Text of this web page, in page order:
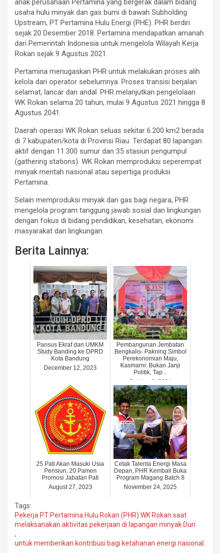
anak perusahaan Pertamina yang bergerak dalam bidang
usaha hulu minyak dan gas bumi di bawah Subholding
Upstream, PT Pertamina Hulu Energi (PHE). PHR berdiri
sejak 20 Desember 2018. Pertamina mendapatkan amanah
dari Pemerintah Indonesia untuk mengelola Wilayah Kerja
Rokan sejak 9 Agustus 2021.
Pertamina menugaskan PHR untuk melakukan proses alih
kelola dari operator sebelumnya. Proses transisi berjalan
selamat, lancar dan andal. PHR melanjutkan pengelolaan
WK Rokan selama 20 tahun, mulai 9 Agustus 2021 hingga 8
Agustus 2041.
Daerah operasi WK Rokan seluas sekitar 6.200 km2 berada
di 7 kabupaten/kota di Provinsi Riau. Terdapat 80 lapangan
aktif dengan 11.300 sumur dan 35 stasiun pengumpul
(gathering stations). WK Rokan memproduksi seperempat
minyak mentah nasional atau sepertiga produksi
Pertamina.
Selain memproduksi minyak dan gas bagi negara, PHR
mengelola program tanggung jawab sosial dan lingkungan
dengan fokus di bidang pendidikan, kesehatan, ekonomi
masyarakat dan lingkungan.
Berita Lainnya:
Pansus Ekraf dan UMKM
Study Banding ke DPRD
Kota Bandung
December 12, 2023
Pembangunan Jembatan
Bengkalis- Pakning Simbol
Perekonomian Maju,
Kasmarni: Bukan Janji
Politik, Tap...
October 9, 2024
25 Pati Akan Masuki Usia
Pensiun, 20 Pamen
Promosi Jabatan Pati
August 27, 2023
Cetak Talenta Energi Masa
Depan, PHR Kembali Buka
Program Magang Batch 8
November 24, 2025
Tags:
Pekerja PT Pertamina Hulu Rokan (PHR) WK Rokan saat
melaksanakan aktivitas pekerjaan di lapangan minyak Duri
,
untuk memberikan kontribusi bagi ketahanan energi nasional.